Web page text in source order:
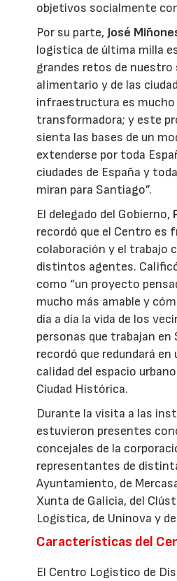
objetivos socialmente
Por su parte,José
logística de última milla
grandes retos de nuestro
alimentario y de las
infraestructura es mucho
transformadora; y este
sienta las bases de un
extenderse por toda
ciudades de España y
miran para Santiago”.
El delegado del Gobierno,
recordó que el Centro es
colaboración y el trabajo
distintos agentes.
como “un proyecto
mucho más amable y
día a día la vida de los
personas que trabajan en
recordó que redundará en
calidad del espacio
Ciudad Histórica.
Durante la visita a las
estuvieron presentes
concejales de la
representantes de
Ayuntamiento, de
Xunta de Galicia, del
Logística, de Uninova y
Características del
El Centro Logístico de